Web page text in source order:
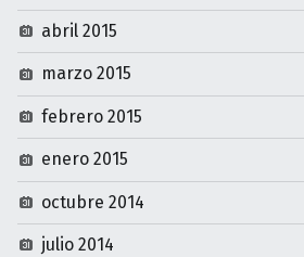
abril 2015
marzo 2015
febrero 2015
enero 2015
octubre 2014
julio 2014